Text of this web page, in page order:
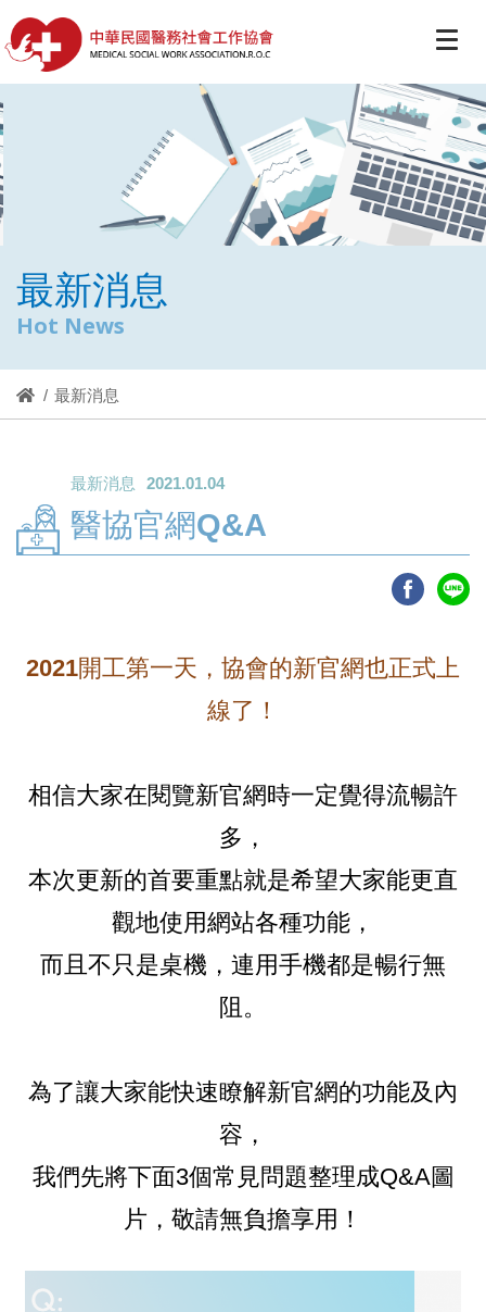
最新消息
Hot News
最新消息
最新消息 2021.01.04
醫協官網Q&A
2021開工第一天，協會的新官網也正式上
線了！
相信大家在閱覽新官網時一定覺得流暢許
多，
本次更新的首要重點就是希望大家能更直
觀地使用網站各種功能，
而且不只是桌機，連用手機都是暢行無
阻。
為了讓大家能快速瞭解新官網的功能及內
容，
我們先將下面3個常見問題整理成Q&A圖
片，敬請無負擔享用！